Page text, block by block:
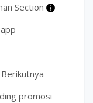
Section
promosi